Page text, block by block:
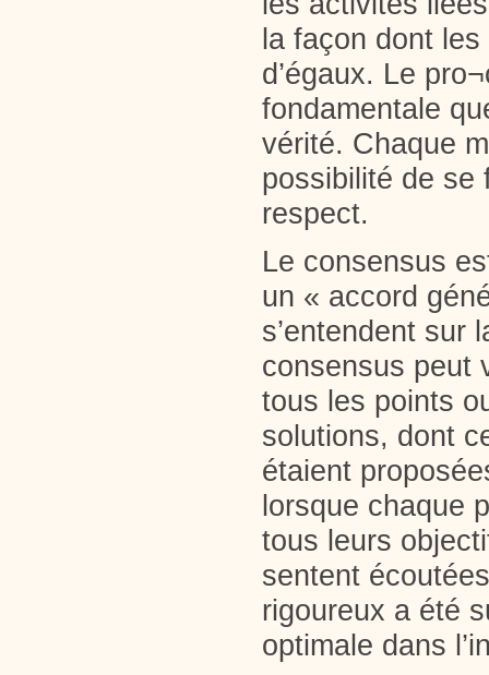
la façon dont
d’égaux. Le
fondamentale
vérité. Chaque
possibilité de se
respect.
Le consensus
un « accord
s’entendent sur
consensus peut
tous les points
solutions, dont
étaient
lorsque chaque
tous leurs
sentent
rigoureux a été
optimale dans